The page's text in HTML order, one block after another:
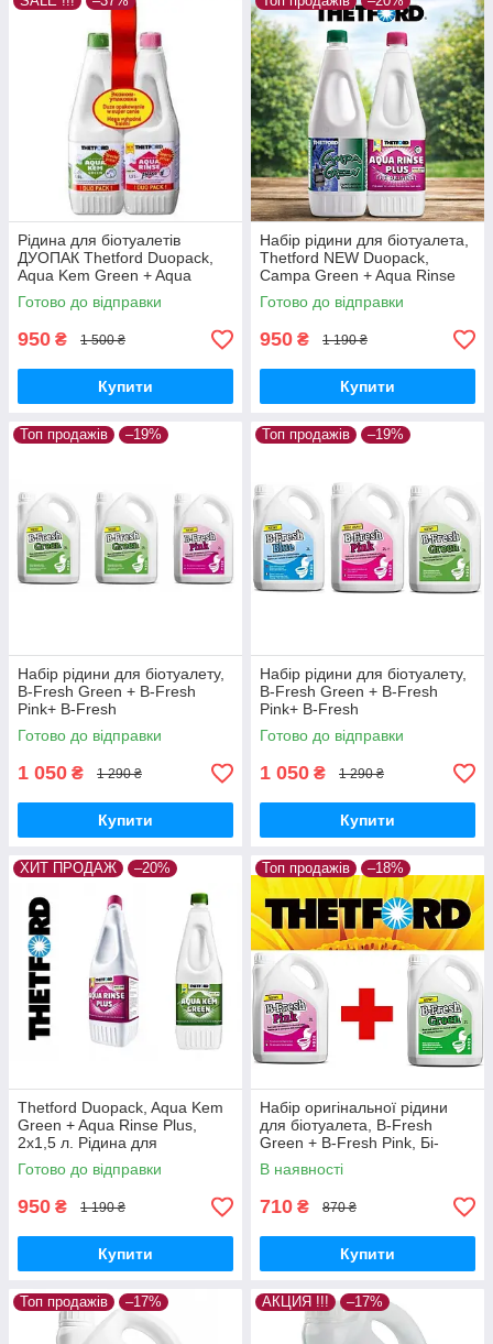
Рідина для біотуалетів
ДУОПАК Thetford Duopack,
Aqua Kem Green + Aqua
Rinse Plus, 2x1,5 л
Готово до відправки
950 ₴ 1 500 ₴
Купити
Набір рідини для біотуалета,
Thetford NEW Duopack,
Campa Green + Aqua Rinse
Plus, 2x1,5 л
Готово до відправки
950 ₴ 1 190 ₴
Купити
Топ продажів –19%
Набір рідини для біотуалету,
B-Fresh Green + B-Fresh
Pink+ B-Fresh
Blu, THETFORD.
Готово до відправки
1 050 ₴ 1 290 ₴
Купити
Топ продажів –19%
Набір рідини для біотуалету,
B-Fresh Green + B-Fresh
Pink+ B-Fresh
Blu, THETFORD.
Готово до відправки
1 050 ₴ 1 290 ₴
Купити
ХИТ ПРОДАЖ –20%
Thetford Duopack, Aqua Kem
Green + Aqua Rinse Plus,
2x1,5 л. Рідина для
біотуалетів ДУОПАК.
Готово до відправки
950 ₴ 1 190 ₴
Купити
Топ продажів –18%
Набір оригінальної рідини
для біотуалета, B-Fresh
Green + B-Fresh Pink, Бі-
Фреш Грін+ Бі-Фреш Пінк, 2 л
+ 2 л, THETFORD.
В наявності
710 ₴ 870 ₴
Купити
Топ продажів –17% АКЦИЯ !!! –17%